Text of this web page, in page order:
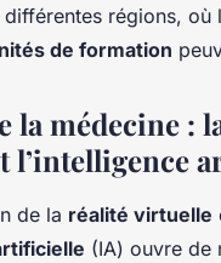
différentes régions, où
de formation
la médecine :
l’intelligence
de la réalité virtuelle
(IA) ouvre de